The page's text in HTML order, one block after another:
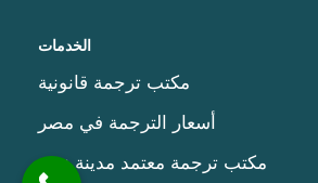
الخدمات
مكتب ترجمة قانونية
أسعار الترجمة في مصر
مكتب ترجمة معتمد مدينة نصر